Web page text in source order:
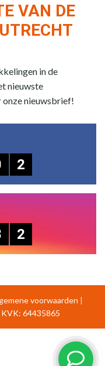
VAN DE
in de
nieuwste
onze nieuwsbrief!
2
2
voorwaarden |
KVK: 64435865